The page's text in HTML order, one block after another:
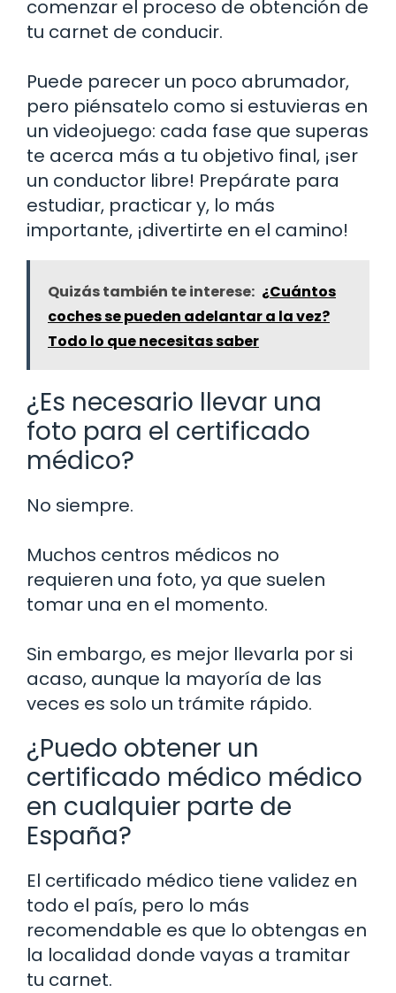
comenzar el proceso de obtención de
tu carnet de conducir.
Puede parecer un poco abrumador,
pero piénsatelo como si estuvieras en
un videojuego: cada fase que superas
te acerca más a tu objetivo final, ¡ser
un conductor libre! Prepárate para
estudiar, practicar y, lo más
importante, ¡divertirte en el camino!
Quizás también te interese: ¿Cuántos
coches se pueden adelantar a la vez?
Todo lo que necesitas saber
¿Es necesario llevar una
foto para el certificado
médico?
No siempre.
Muchos centros médicos no
requieren una foto, ya que suelen
tomar una en el momento.
Sin embargo, es mejor llevarla por si
acaso, aunque la mayoría de las
veces es solo un trámite rápido.
¿Puedo obtener un
certificado médico médico
en cualquier parte de
España?
El certificado médico tiene validez en
todo el país, pero lo más
recomendable es que lo obtengas en
la localidad donde vayas a tramitar
tu carnet.